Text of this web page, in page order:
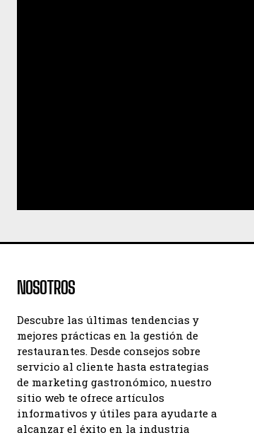
NOSOTROS
Descubre las últimas tendencias y
mejores prácticas en la gestión de
restaurantes. Desde consejos sobre
servicio al cliente hasta estrategias
de marketing gastronómico, nuestro
sitio web te ofrece artículos
informativos y útiles para ayudarte a
alcanzar el éxito en la industria